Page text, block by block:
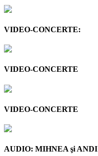
VIDEO-CONCERTE:
VIDEO-CONCERTE
VIDEO-CONCERTE
AUDIO: MIHNEA şi ANDI